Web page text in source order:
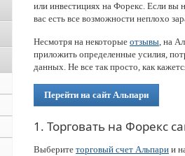
или инвестициях на Форекс. Если
вас есть все возможности неплохо
Несмотря на некоторые отзывы, на
приложить определенные усилия,
данных. Не все так просто, как
Перейти на сайт Альпари
1. Торговать на Форекс
Выберите торговый счет Альпари и